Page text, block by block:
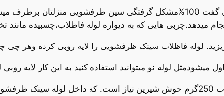
با این کار به راحتی میتوان گفت 100%مشکل گرفتگی سین
میدهد.چربی هایی که به دیواره لوله فاظلاب،چسبیده مانند
لوله فاظلاب سینک ظرفشویی را لایه روبی کرده وهر چی
میشودمثل لوله نو میتوانید استفاده کنید به این کار لایه
ببرد.